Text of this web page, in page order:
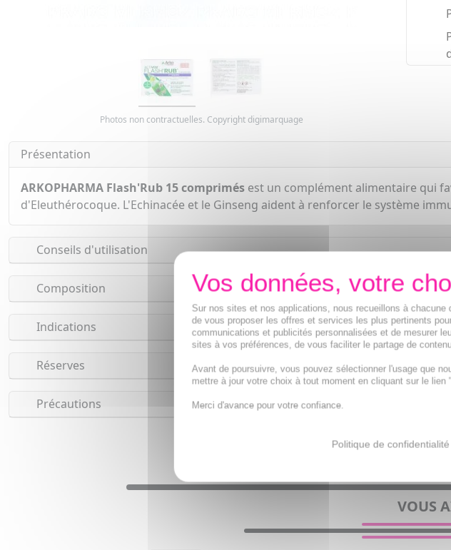
Photos non contractuelles. Copyright digimarquage
Présentation
ARKOPHARMA Flash'Rub 15 comprimés est un complément alimentaire qui
d'Eleuthérocoque. L'Echinacée et le Ginseng aident à renforcer le système
Conseils d'utilisation
Composition
Indications
Réserves
Précautions
VOUS
Sur nos sites et nos applications, nous recueillons à
de vous proposer les offres et services les plus pertinents
communications et publicités personnalisées et de mesurer
sites à vos préférences, de vous faciliter le partage de
Avant de poursuivre, vous pouvez sélectionner l'usage que
mettre à jour votre choix à tout moment en cliquant sur le
Merci d'avance pour votre confiance.
Politique de confidentialité